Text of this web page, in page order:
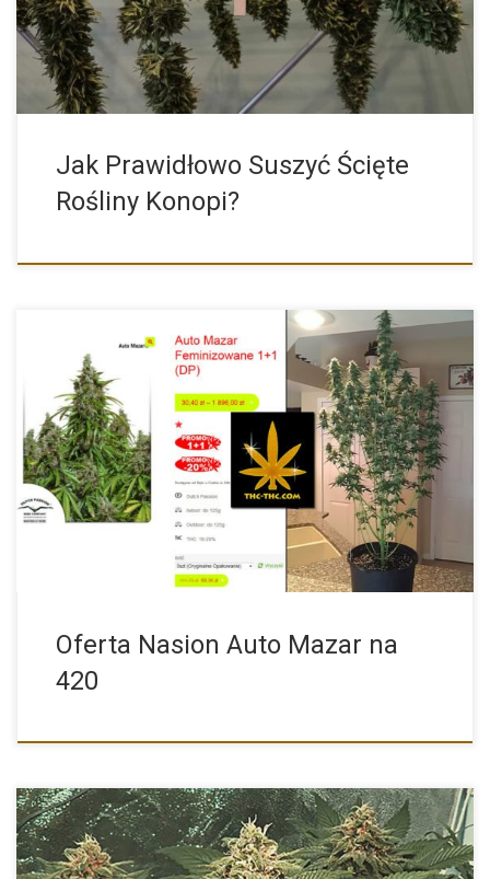
Jak Prawidłowo Suszyć Ścięte
Rośliny Konopi?
Mamy dla was dodatkową Promocję na nasiona marihuany Auto
Mazar […]
Oferta Nasion Auto Mazar na
420